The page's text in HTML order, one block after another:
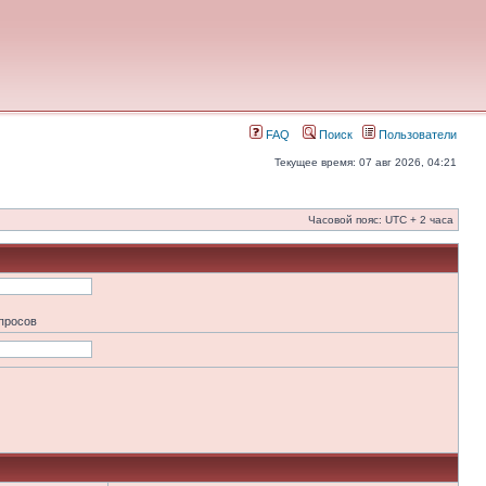
FAQ Поиск Пользователи
Текущее время: 07 авг 2026, 04:21
Часовой пояс: UTC + 2 часа